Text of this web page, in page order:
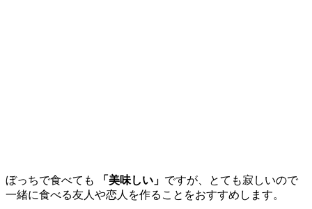
ぼっちで食べても 「美味しい」 ですが、とても寂しいので
一緒に食べる友人や恋人を作ることをおすすめします。